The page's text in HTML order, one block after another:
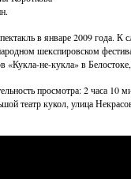
в январе 2009 года. К
шекспировском
«Кукла-не-кукла» в
просмотра: 2 часа 10
театр кукол, улица